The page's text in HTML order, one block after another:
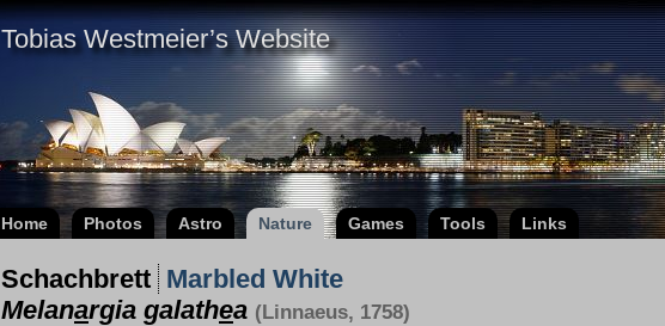
Tobias Westmeier’s Website
Home Photos Astro Nature Games Tools Links
Schachbrett Marbled White
Melanargia galathea (Linnaeus, 1758)